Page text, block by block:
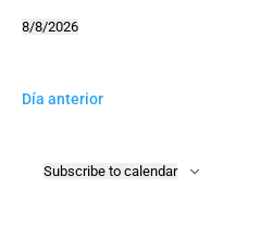
AGOSTO
8/8/2026
Día anterior
Subscribe to calendar